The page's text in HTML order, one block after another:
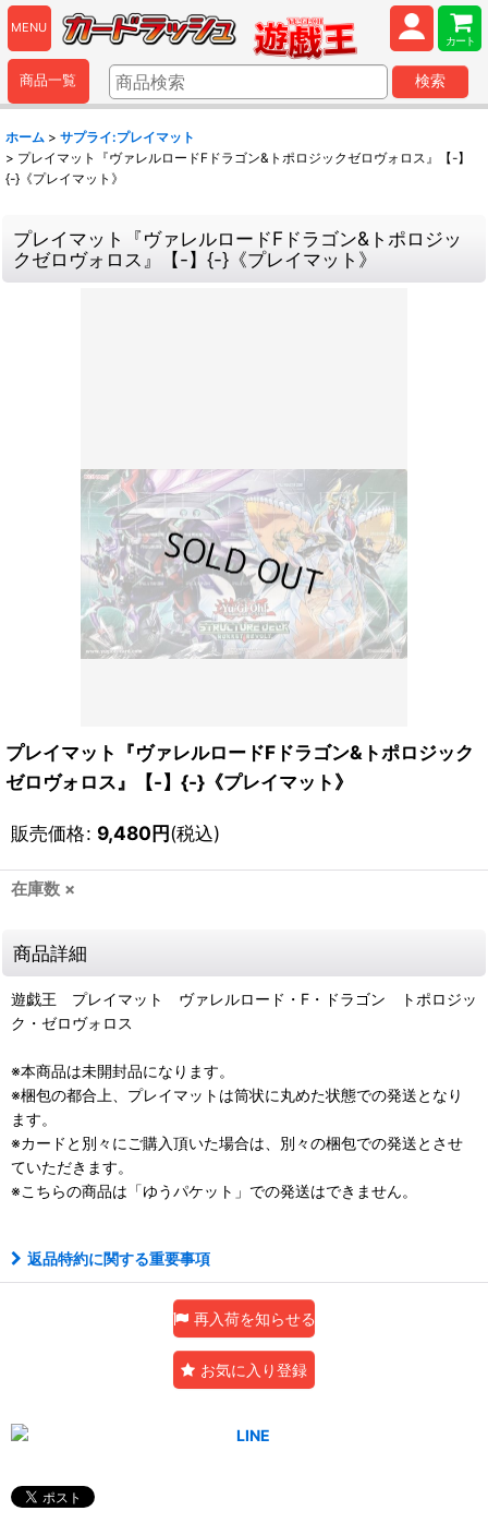
MENU
カート
商品一覧 検索
ホーム > サプライ:プレイマット
> プレイマット『ヴァレルロードFドラゴン&トポロジックゼロヴォロス』【-】
{-}《プレイマット》
プレイマット『ヴァレルロードFドラゴン&トポロジッ
クゼロヴォロス』【-】{-}《プレイマット》
プレイマット『ヴァレルロードFドラゴン&トポロジック
ゼロヴォロス』【-】{-}《プレイマット》
販売価格: 9,480円(税込)
在庫数 ×
商品詳細
遊戯王 プレイマット ヴァレルロード・F・ドラゴン トポロジッ
ク・ゼロヴォロス
※本商品は未開封品になります。
※梱包の都合上、プレイマットは筒状に丸めた状態での発送となり
ます。
※カードと別々にご購入頂いた場合は、別々の梱包での発送とさせ
ていただきます。
※こちらの商品は「ゆうパケット」での発送はできません。
返品特約に関する重要事項
再入荷を知らせる
お気に入り登録